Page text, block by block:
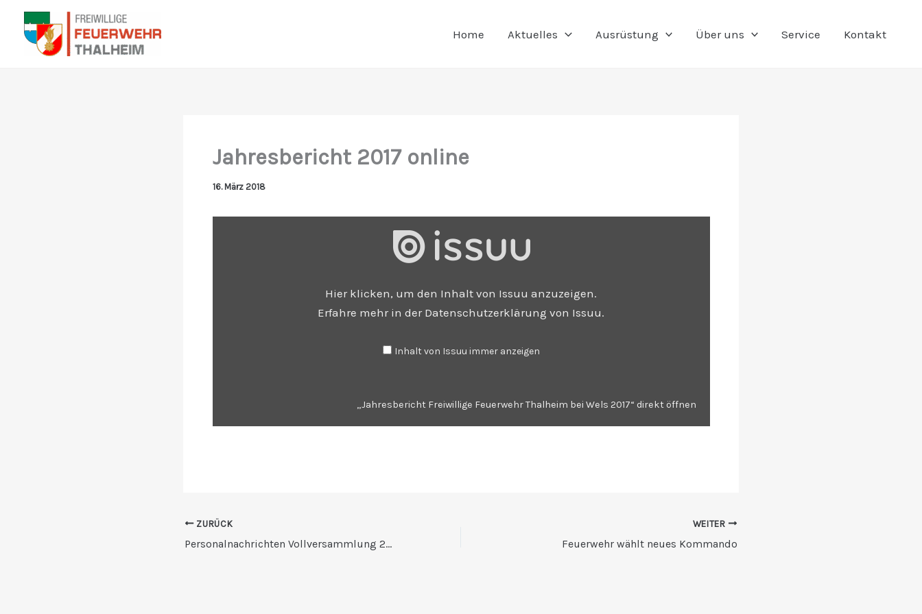
Zum
Inhalt
springen
Home Aktuelles Ausrüstung Über uns Service Kontakt
Jahresbericht 2017 online
16. März 2018
„Jahresbericht
Hier klicken, um den Inhalt von Issuu anzuzeigen.
Erfahre mehr in der Datenschutzerklärung von Issuu.
Inhalt von Issuu immer anzeigen
„Jahresbericht Freiwillige Feuerwehr Thalheim bei Wels 2017“ direkt öffnen
ZURÜCK
Personalnachrichten Vollversammlung 2018
WEITER
Feuerwehr wählt neues Kommando